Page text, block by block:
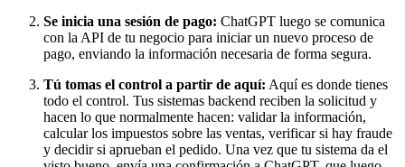
Se inicia una sesión de pago: ChatGPT luego se comunica
con la API de tu negocio para iniciar un nuevo proceso de
pago, enviando la información necesaria de forma segura.
Tú tomas el control a partir de aquí: Aquí es donde tienes
todo el control. Tus sistemas backend reciben la solicitud y
hacen lo que normalmente hacen: validar la información,
calcular los impuestos sobre las ventas, verificar si hay fraude
y decidir si aprueban el pedido. Una vez que tu sistema da el